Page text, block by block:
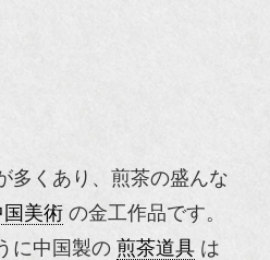
多くあり、煎茶の盛んな
国美術 の金工作品です。
に中国製の 煎茶道具 は